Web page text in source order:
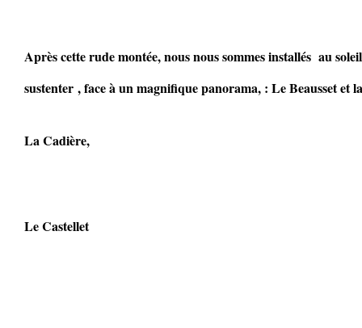
Après cette rude montée, nous nous sommes installés au
sustenter , face à un magnifique panorama, : Le Beausset et
La Cadière,
Le Castellet